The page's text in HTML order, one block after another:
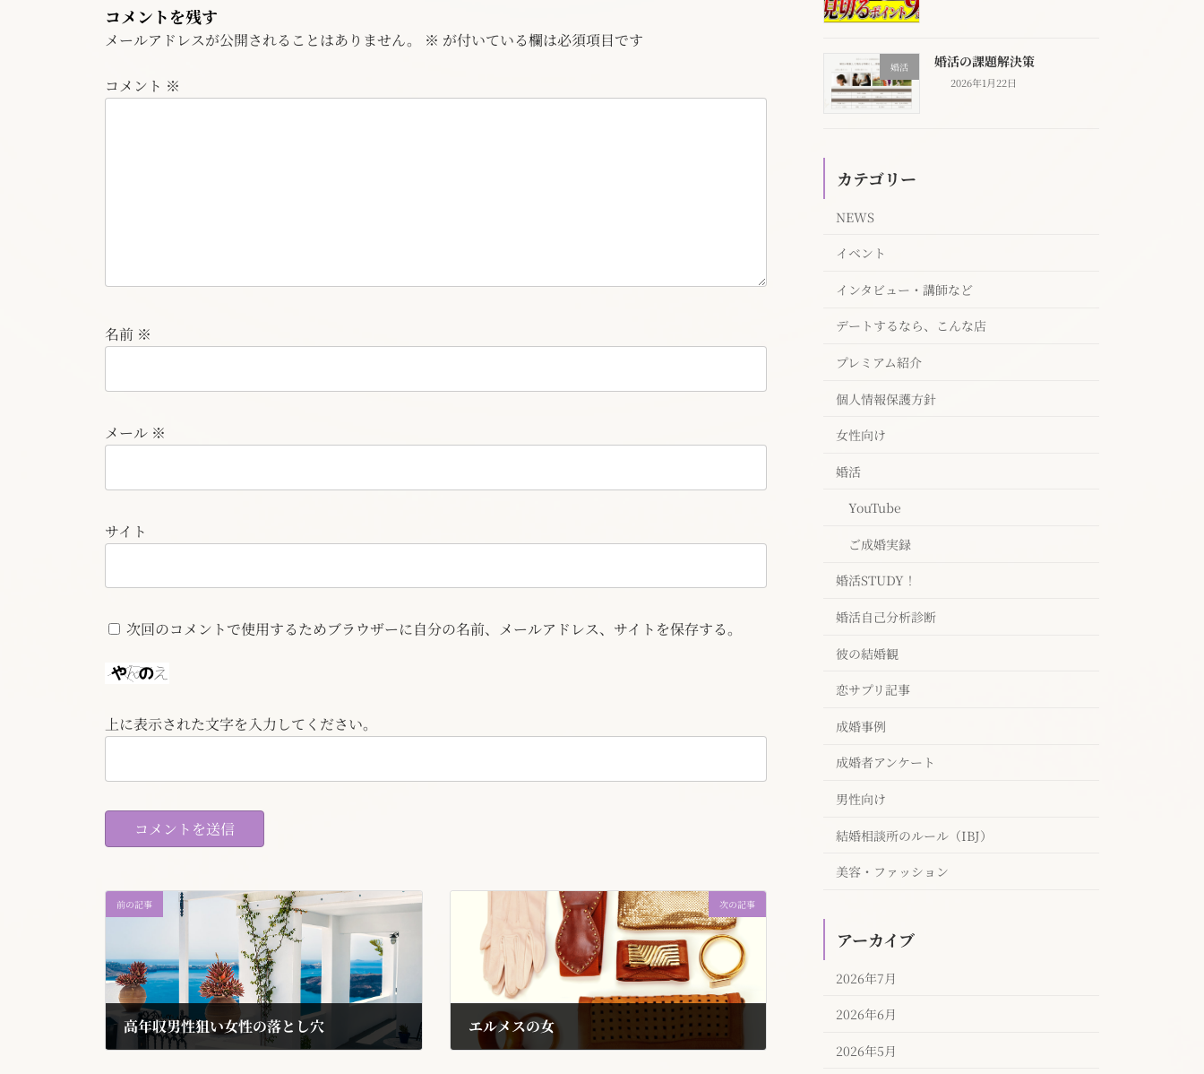
コメントを残す
メールアドレスが公開されることはありません。 ※ が付いている欄は必須項目です
コメント ※
名前 ※
メール ※
サイト
次回のコメントで使用するためブラウザーに自分の名前、メールアドレス、サイトを保存する。
上に表示された文字を入力してください。
前の記事
高年収男性狙い女性の落とし穴
次の記事
エルメスの女
婚活 婚活の課題解決策
2026年1月22日
カテゴリー
NEWS
イベント
インタビュー・講師など
デートするなら、こんな店
プレミアム紹介
個人情報保護方針
女性向け
婚活
YouTube
ご成婚実録
婚活STUDY！
婚活自己分析診断
彼の結婚観
恋サプリ記事
成婚事例
成婚者アンケート
男性向け
結婚相談所のルール（IBJ）
美容・ファッション
アーカイブ
2026年7月
2026年6月
2026年5月